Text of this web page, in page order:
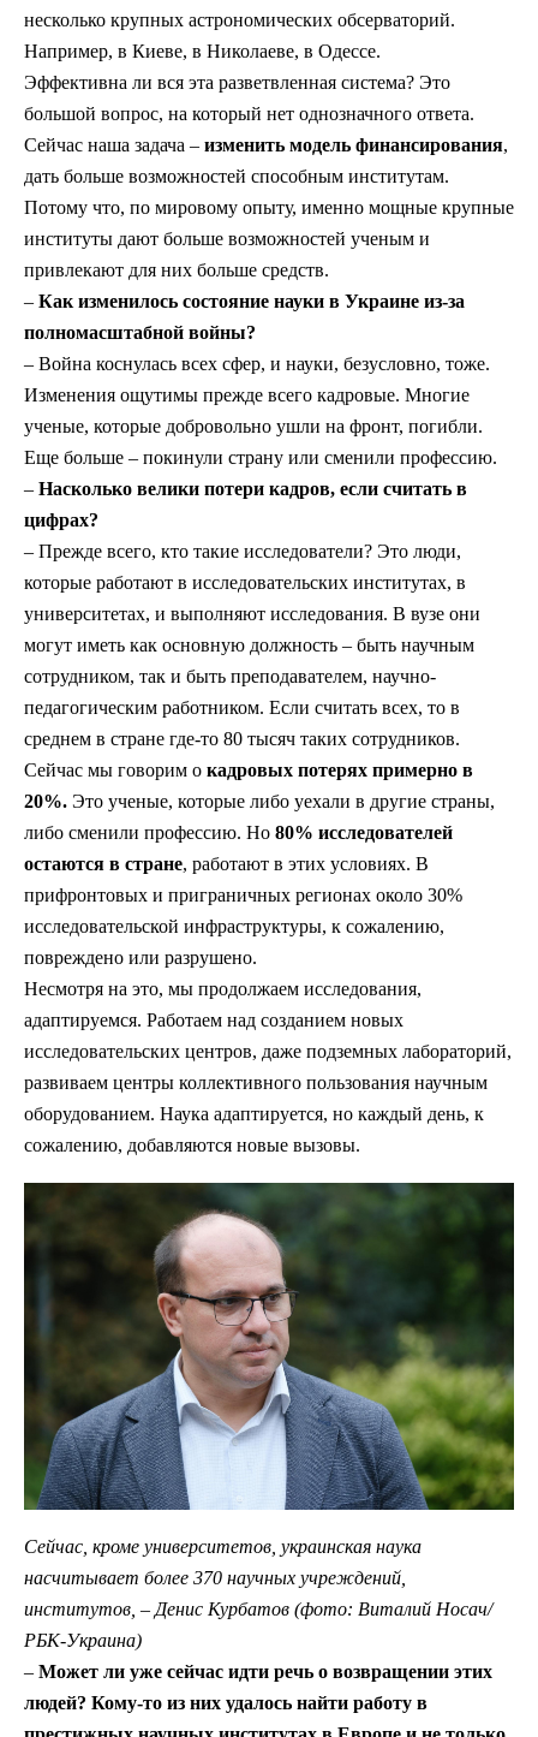
несколько крупных астрономических обсерваторий.
Например, в Киеве, в Николаеве, в Одессе.
Эффективна ли вся эта разветвленная система? Это
большой вопрос, на который нет однозначного ответа.
Сейчас наша задача – изменить модель финансирования,
дать больше возможностей способным институтам.
Потому что, по мировому опыту, именно мощные крупные
институты дают больше возможностей ученым и
привлекают для них больше средств.
– Как изменилось состояние науки в Украине из-за
полномасштабной войны?
– Война коснулась всех сфер, и науки, безусловно, тоже.
Изменения ощутимы прежде всего кадровые. Многие
ученые, которые добровольно ушли на фронт, погибли.
Еще больше – покинули страну или сменили профессию.
– Насколько велики потери кадров, если считать в
цифрах?
– Прежде всего, кто такие исследователи? Это люди,
которые работают в исследовательских институтах, в
университетах, и выполняют исследования. В вузе они
могут иметь как основную должность – быть научным
сотрудником, так и быть преподавателем, научно-
педагогическим работником. Если считать всех, то в
среднем в стране где-то 80 тысяч таких сотрудников.
Сейчас мы говорим о кадровых потерях примерно в
20%. Это ученые, которые либо уехали в другие страны,
либо сменили профессию. Но 80% исследователей
остаются в стране, работают в этих условиях. В
прифронтовых и приграничных регионах около 30%
исследовательской инфраструктуры, к сожалению,
повреждено или разрушено.
Несмотря на это, мы продолжаем исследования,
адаптируемся. Работаем над созданием новых
исследовательских центров, даже подземных лабораторий,
развиваем центры коллективного пользования научным
оборудованием. Наука адаптируется, но каждый день, к
сожалению, добавляются новые вызовы.
Сейчас, кроме университетов, украинская наука
насчитывает более 370 научных учреждений,
институтов, – Денис Курбатов (фото: Виталий Носач/
РБК-Украина)
– Может ли уже сейчас идти речь о возвращении этих
людей? Кому-то из них удалось найти работу в